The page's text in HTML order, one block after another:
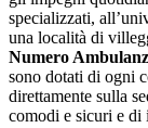
specializzati,
una località di
Numero
sono dotati di ogni
direttamente sulla
comodi e sicuri e di